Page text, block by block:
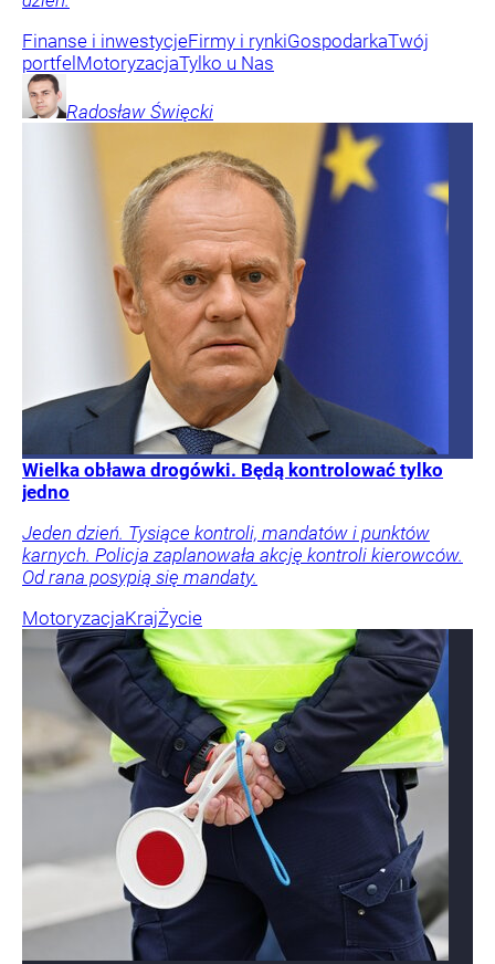
Finanse i inwestycjeFirmy i rynkiGospodarkaTwój
portfel MotoryzacjaTylko u Nas
Radosław Święcki
Wielka obława drogówki. Będą kontrolować tylko
jedno
Jeden dzień. Tysiące kontroli, mandatów i punktów
karnych. Policja zaplanowała akcję kontroli kierowców.
Od rana posypią się mandaty.
MotoryzacjaKrajŻycie